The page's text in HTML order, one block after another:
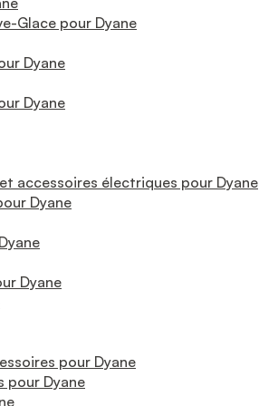
Glace pour Dyane
Dyane
Dyane
accessoires électriques pour Dyane
Dyane
Dyane
pour Dyane
pour Dyane